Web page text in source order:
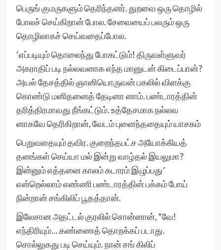
பெருங் குமருகளும் தெரிந்தனர். துறவை ஒரு தொழில்
போலச் செய்கிறான் போல. சேவையைப் பலரும் ஒரு
தொழிலாகச் செய்வதைப்போல.
‘எப்படியும் தொலைந்து போகட்டும்! திருவள்ளுவர்
அகராதிப் படி நல்லவனாக எந்த மானுடன் கிடைப்பான்?
அயல் தேசத்தில் ஞானியொருவன் பகலில் விளக்கு
கொண்டு மனிதனைத் தேடினா னாம். பண்டாரத்தின்
தரித்திரமாவது நீங்கட்டும். உத்தேசமாக நல்லவ
னாகவே தெரிகிறான், வேடம் புனைந்ததையும் யாசகம்
பெறுவதையும் தவிர. குறைந்தபட்ச அயோக்கியத்
தனங்கள் செய்யா மல் இன்று வாழ்தல் இயலுமா?
இன்னும் எத்தனை காலம் கடாரம் இழுப்பது’
என்றெல்லாம் எண்ணி பண்டாரத்தின் பக்கம் போய்
நின்றான் சங்கிலிப் பூதத்தான்.
இலேசான அதட்டல் குரலில் சொன்னான், “வே!
எந்திரியும்… கண்ணைத் தொறக்கப் படாது.
சொல்லுகது படி செய்யும். நான் சங் கிலிப்